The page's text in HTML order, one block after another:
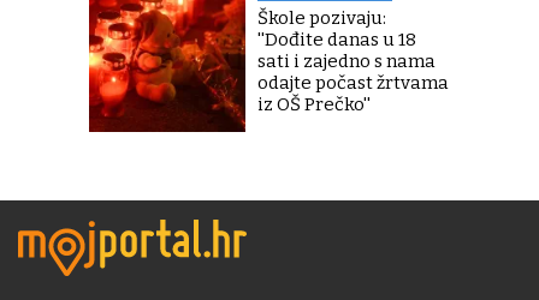
Škole pozivaju:
''Dođite danas u 18
sati i zajedno s nama
odajte počast žrtvama
iz OŠ Prečko''